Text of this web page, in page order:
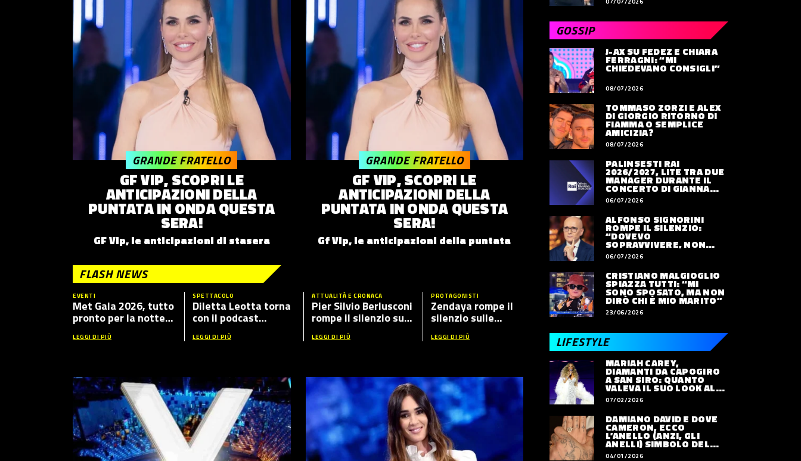
GF VIP, SCOPRI LE
ANTICIPAZIONI DELLA
PUNTATA IN ONDA QUESTA
SERA!
GF Vip, le anticipazioni di stasera
GRANDE FRATELLO
GF VIP, SCOPRI LE
ANTICIPAZIONI DELLA
PUNTATA IN ONDA QUESTA
SERA!
Gf Vip, le anticipazioni della puntata
GRANDE FRATELLO
FLASH NEWS
EVENTI
Met Gala 2026, tutto
pronto per la notte
più fashion dell’anno:
tema, ospiti e dove
LEGGI DI PIÙ
SPETTACOLO
Diletta Leotta torna
con il podcast
“Mamma Dilettante
5”, ecco i nuovi ospiti
LEGGI DI PIÙ
ATTUALITÀ E CRONACA
Pier Silvio Berlusconi
rompe il silenzio sul
caso Fabrizio Corona
LEGGI DI PIÙ
PROTAGONISTI
Zendaya rompe il
silenzio sulle
presunte nozze con
Tom Holland: cosa ha
LEGGI DI PIÙ
PROTAGONISTI
Bocelli risponde a
Chalamet: “Opera e
balletto parlano
ancora al cuore”. E lo
invita a un suo
concerto
LEGGI DI PIÙ
SPETTACOLO
‘Non lo faccio x
mette il mondo pop
sul banco degli
imputati
GOSSIP
J-AX SU FEDEZ E CHIARA
FERRAGNI: “MI
CHIEDEVANO CONSIGLI”
08/07/2026
TOMMASO ZORZI E ALEX
DI GIORGIO RITORNO DI
FIAMMA O SEMPLICE
AMICIZIA?
08/07/2026
PALINSESTI RAI
2026/2027, LITE TRA DUE
MANAGER DURANTE IL
CONCERTO DI GIANNA
NANNINI
06/07/2026
ALFONSO SIGNORINI
ROMPE IL SILENZIO:
“DOVEVO
SOPRAVVIVERE, NON
VIVERE”
06/07/2026
CRISTIANO MALGIOGLIO
SPIAZZA TUTTI: “MI
SONO SPOSATO, MA NON
DIRÒ CHI È MIO MARITO”
23/06/2026
LIFESTYLE
MARIAH CAREY,
DIAMANTI DA CAPOGIRO
A SAN SIRO: QUANTO
VALEVA IL SUO LOOK ALLE
OLIMPIADI
07/02/2026
DAMIANO DAVID E DOVE
CAMERON, ECCO
L’ANELLO (ANZI, GLI
ANELLI) SIMBOLO DEL
LORO AMORE
04/01/2026